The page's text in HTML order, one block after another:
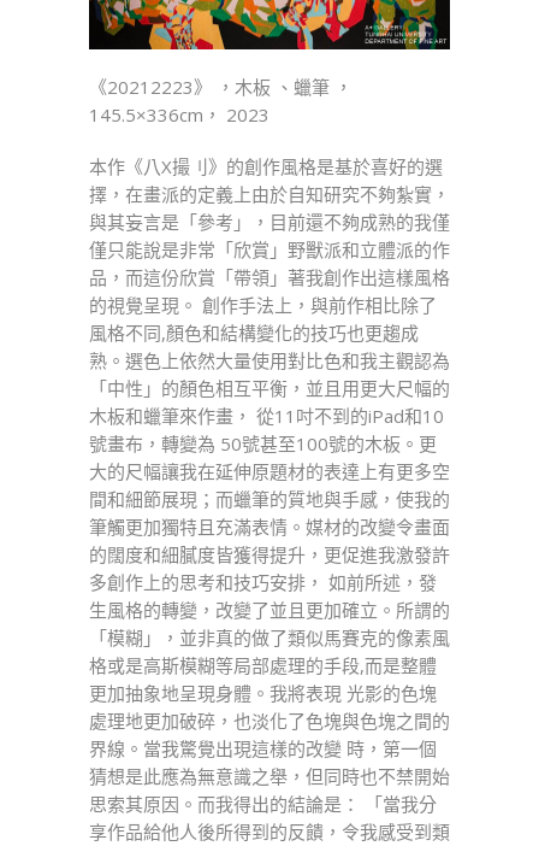
《20212223》 ，木板 、蠟筆 ，
145.5×336cm， 2023
本作《八X撮刂》的創作風格是基於喜好的選
擇，在畫派的定義上由於自知研究不夠紮實，
與其妄言是「參考」，目前還不夠成熟的我僅
僅只能說是非常「欣賞」野獸派和立體派的作
品，而這份欣賞「帶領」著我創作出這樣風格
的視覺呈現。 創作手法上，與前作相比除了
風格不同,顏色和結構變化的技巧也更趨成
熟。選色上依然大量使用對比色和我主觀認為
「中性」的顏色相互平衡，並且用更大尺幅的
木板和蠟筆來作畫， 從11吋不到的iPad和10
號畫布，轉變為 50號甚至100號的木板。更
大的尺幅讓我在延伸原題材的表達上有更多空
間和細節展現；而蠟筆的質地與手感，使我的
筆觸更加獨特且充滿表情。媒材的改變令畫面
的闊度和細膩度皆獲得提升，更促進我激發許
多創作上的思考和技巧安排， 如前所述，發
生風格的轉變，改變了並且更加確立。所謂的
「模糊」，並非真的做了類似馬賽克的像素風
格或是高斯模糊等局部處理的手段,而是整體
更加抽象地呈現身體。我將表現 光影的色塊
處理地更加破碎，也淡化了色塊與色塊之間的
界線。當我驚覺出現這樣的改變 時，第一個
猜想是此應為無意識之舉，但同時也不禁開始
思索其原因。而我得出的結論是： 「當我分
享作品給他人後所得到的反饋，令我感受到類